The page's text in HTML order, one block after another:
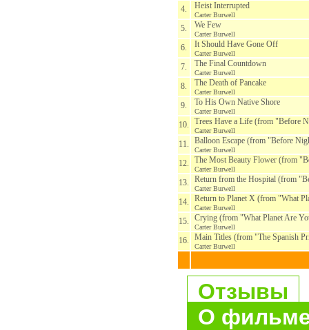
4. Heist Interrupted
Carter Burwell
5. We Few
Carter Burwell
6. It Should Have Gone Off
Carter Burwell
7. The Final Countdown
Carter Burwell
8. The Death of Pancake
Carter Burwell
9. To His Own Native Shore
Carter Burwell
10. Trees Have a Life (from "Before
Carter Burwell
11. Balloon Escape (from "Before
Carter Burwell
12. The Most Beauty Flower (from
Carter Burwell
13. Return from the Hospital (from
Carter Burwell
14. Return to Planet X (from "What
Carter Burwell
15. Crying (from "What Planet Are
Carter Burwell
16. Main Titles (from "The Spanish
Carter Burwell
Отзывы
О